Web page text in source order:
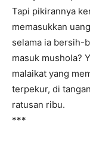
Tapi pikirannya
memasukkan
selama ia bersih-
masuk mushola?
malaikat yang
terpekur, di
ratusan ribu.
***